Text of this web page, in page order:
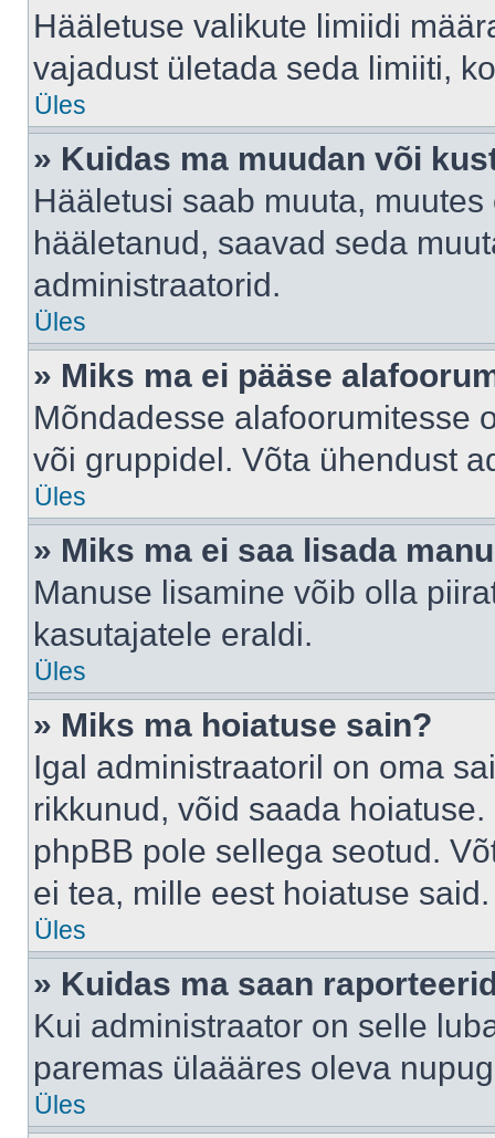
Hääletuse valikute limiidi
vajadust ületada seda limiiti,
Üles
» Kuidas ma muudan või
Hääletusi saab muuta,
hääletanud, saavad seda
administraatorid.
Üles
» Miks ma ei pääse
Mõndadesse alafoorumitesse
või gruppidel. Võta ühendust
Üles
» Miks ma ei saa lisada
Manuse lisamine võib olla
kasutajatele eraldi.
Üles
» Miks ma hoiatuse sain?
Igal administraatoril on oma
rikkunud, võid saada
phpBB pole sellega seotud.
ei tea, mille eest hoiatuse said.
Üles
» Kuidas ma saan
Kui administraator on selle
paremas ülaääres oleva
Üles